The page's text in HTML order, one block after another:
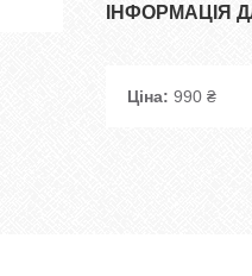
ІНФОРМАЦІЯ
Ціна: 990 ₴